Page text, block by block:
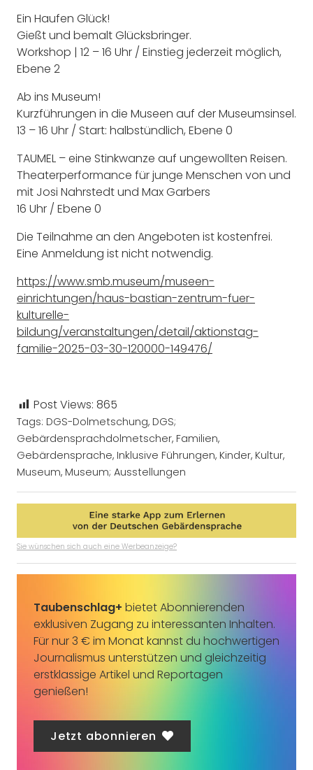
Ein Haufen Glück!
Gießt und bemalt Glücksbringer.
Workshop | 12 – 16 Uhr / Einstieg jederzeit möglich,
Ebene 2
Ab ins Museum!
Kurzführungen in die Museen auf der Museumsinsel.
13 – 16 Uhr / Start: halbstündlich, Ebene 0
TAUMEL – eine Stinkwanze auf ungewollten Reisen.
Theaterperformance für junge Menschen von und
mit Josi Nahrstedt und Max Garbers
16 Uhr / Ebene 0
Die Teilnahme an den Angeboten ist kostenfrei.
Eine Anmeldung ist nicht notwendig.
https://www.smb.museum/museen-
einrichtungen/haus-bastian-zentrum-fuer-
kulturelle-
bildung/veranstaltungen/detail/aktionstag-
familie-2025-03-30-120000-149476/
Post Views: 865
Tags: DGS-Dolmetschung, DGS;
Gebärdensprachdolmetscher, Familien,
Gebärdensprache, Inklusive Führungen, Kinder, Kultur,
Museum, Museum; Ausstellungen
Sie wünschen sich auch eine Werbeanzeige?
Taubenschlag+ bietet Abonnierenden
exklusiven Zugang zu interessanten Inhalten.
Für nur 3 € im Monat kannst du hochwertigen
Journalismus unterstützen und gleichzeitig
erstklassige Artikel und Reportagen
genießen!
Jetzt abonnieren